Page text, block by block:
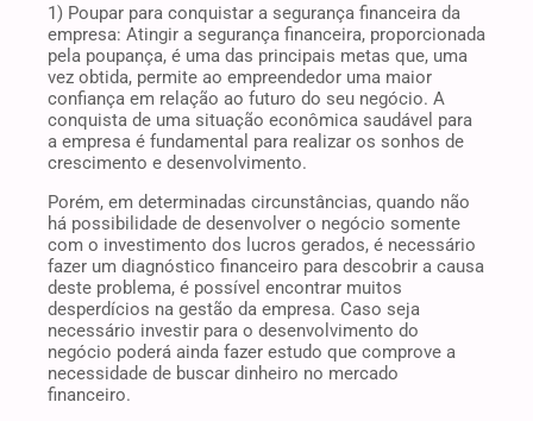
1) Poupar para conquistar a segurança financeira da
empresa: Atingir a segurança financeira, proporcionada
pela poupança, é uma das principais metas que, uma
vez obtida, permite ao empreendedor uma maior
confiança em relação ao futuro do seu negócio. A
conquista de uma situação econômica saudável para
a empresa é fundamental para realizar os sonhos de
crescimento e desenvolvimento.
Porém, em determinadas circunstâncias, quando não
há possibilidade de desenvolver o negócio somente
com o investimento dos lucros gerados, é necessário
fazer um diagnóstico financeiro para descobrir a causa
deste problema, é possível encontrar muitos
desperdícios na gestão da empresa. Caso seja
necessário investir para o desenvolvimento do
negócio poderá ainda fazer estudo que comprove a
necessidade de buscar dinheiro no mercado
financeiro.